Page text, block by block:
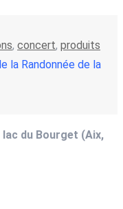
, concert, produits
la Randonnée de la
du Bourget (Aix,